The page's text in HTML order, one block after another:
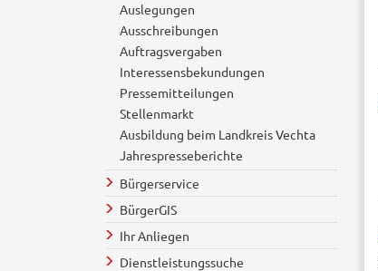
Auslegungen
Ausschreibungen
Auftragsvergaben
Interessensbekundungen
Pressemitteilungen
Stellenmarkt
Ausbildung beim Landkreis Vechta
Jahrespresseberichte
Bürgerservice
BürgerGIS
Ihr Anliegen
Dienstleistungssuche